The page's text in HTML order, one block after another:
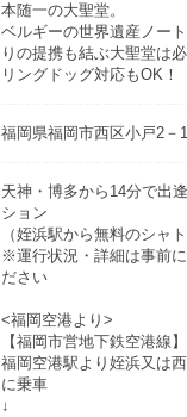
本随一の大聖堂。
ベルギーの世界遺産ノー
りの提携も結ぶ大聖堂は必
リングドッグ対応もOK！
福岡県福岡市西区小戸2－
天神・博多から14分で出
ション
（姪浜駅から無料のシャ
※運行状況・詳細は事前に
ださい
<福岡空港より>
【福岡市営地下鉄空港線】
福岡空港駅より姪浜又は
に乗車
↓